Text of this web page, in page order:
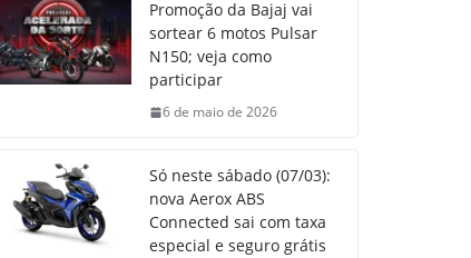
Promoção da Bajaj vai
sortear 6 motos Pulsar
N150; veja como
participar
6 de maio de 2026
Só neste sábado (07/03):
nova Aerox ABS
Connected sai com taxa
especial e seguro grátis